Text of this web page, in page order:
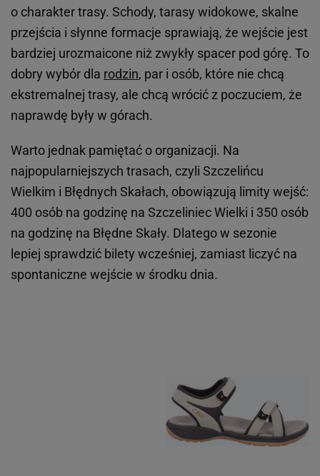
o charakter trasy. Schody, tarasy widokowe, skalne
przejścia i słynne formacje sprawiają, że wejście jest
bardziej urozmaicone niż zwykły spacer pod górę. To
dobry wybór dla rodzin, par i osób, które nie chcą
ekstremalnej trasy, ale chcą wrócić z poczuciem, że
naprawdę były w górach.
Warto jednak pamiętać o organizacji. Na
najpopularniejszych trasach, czyli Szczelińcu
Wielkim i Błędnych Skałach, obowiązują limity wejść:
400 osób na godzinę na Szczeliniec Wielki i 350 osób
na godzinę na Błędne Skały. Dlatego w sezonie
lepiej sprawdzić bilety wcześniej, zamiast liczyć na
spontaniczne wejście w środku dnia.